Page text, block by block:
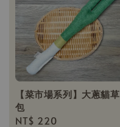
【菜市場系列】大蔥貓草
包
Regular
NT$ 220